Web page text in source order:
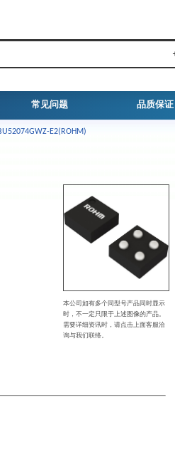
常见问题 品质保证
E2(ROHM)
本公司如有多个同型号产品同时显示
时，不一定只限于上述图像的产品。
需要详细资讯时，请点击上面客服洽
询与我们联络。